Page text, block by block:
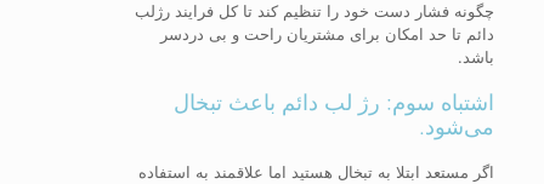
چگونه فشار دست خود را تنظیم کند تا کل فرایند رژلب
دائم تا حد امکان برای مشتریان راحت و بی دردسر
باشد.
اشتباه سوم: رژ لب دائم باعث تبخال
می‌شود.
اگر مستعد ابتلا به تبخال هستید اما علاقمند به استفاده